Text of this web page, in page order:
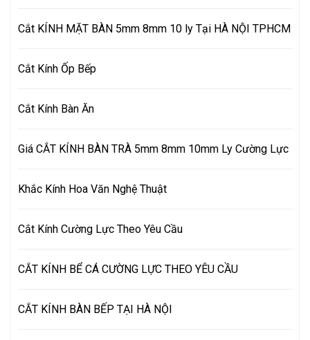
Cắt KÍNH MẶT BÀN 5mm 8mm 10 ly Tại HÀ NỘI TPHCM
Cắt Kính Ốp Bếp
Cắt Kính Bàn Ăn
Giá CẮT KÍNH BÀN TRÀ 5mm 8mm 10mm Ly Cường Lực
Khắc Kính Hoa Văn Nghệ Thuật
Cắt Kính Cường Lực Theo Yêu Cầu
CẮT KÍNH BỂ CÁ CƯỜNG LỰC THEO YÊU CẦU
CẮT KÍNH BÀN BẾP TẠI HÀ NỘI